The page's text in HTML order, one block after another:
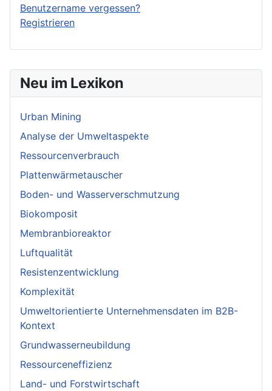
Neu im Lexikon
Urban Mining
Analyse der Umweltaspekte
Ressourcenverbrauch
Plattenwärmetauscher
Boden- und Wasserverschmutzung
Biokomposit
Membranbioreaktor
Luftqualität
Resistenzentwicklung
Komplexität
Umweltorientierte Unternehmensdaten im B2B-
Kontext
Grundwasserneubildung
Ressourceneffizienz
Land- und Forstwirtschaft
Benutzername vergessen?
Registrieren